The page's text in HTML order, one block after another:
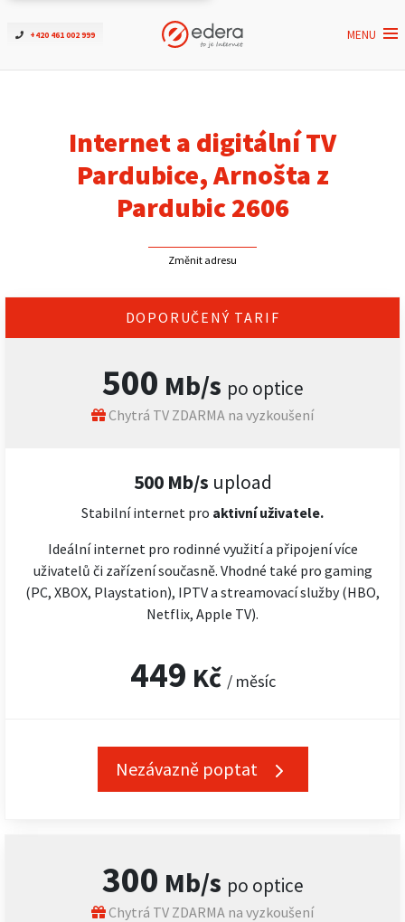
+420 461 002 999 MENU
Ověřit dostupnost
ČEZNET TV
Podpora
Kontakt
Internet a digitální TV
Pardubice, Arnošta z
Pardubic 2606
Změnit adresu
300 Mb/s po optice
Chytrá TV ZDARMA na vyzkoušení
DOPORUČENÝ TARIF
500 Mb/s po optice
Chytrá TV ZDARMA na vyzkoušení
500 Mb/s upload
Stabilní internet pro aktivní uživatele.
Ideální internet pro rodinné využití a připojení více
uživatelů či zařízení současně. Vhodné také pro gaming
(PC, XBOX, Playstation), IPTV a streamovací služby (HBO,
Netflix, Apple TV).
449 Kč / měsíc
Nezávazně poptat